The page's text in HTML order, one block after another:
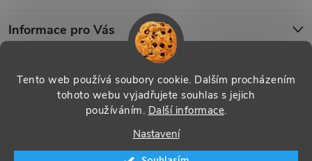
Tento web používá soubory cookie. Dalším procházením
tohoto webu vyjadřujete souhlas s jejich
používáním. Další informace.
Nastavení
Informace pro Vás
Copyright 2026 . Všechna práva vyhrazena.
nastavení cookies